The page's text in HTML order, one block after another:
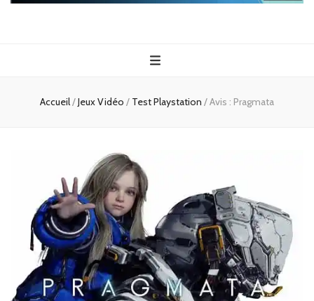
Raoul le
blog
Accueil/Jeux Vidéo / Test Playstation /Avis : Pragmata